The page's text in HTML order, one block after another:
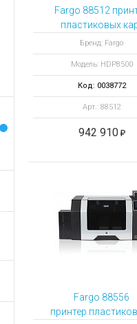
Запасные
Терминалы
оплаты
Зарядные устройства
Архивные товары
Fargo 88512
пластиковых
HDP8500 с
кодировкой
карт и 13.56
Бренд: Fargo
Модель: HDP8500
Код: 0038772
Арт.: 88512
942 910
Fargo 88556
принтер